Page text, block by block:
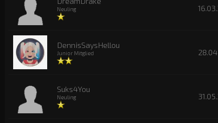
Neuling
DennisSaysHellou
Junior Mitglied
Suks4You
Neuling